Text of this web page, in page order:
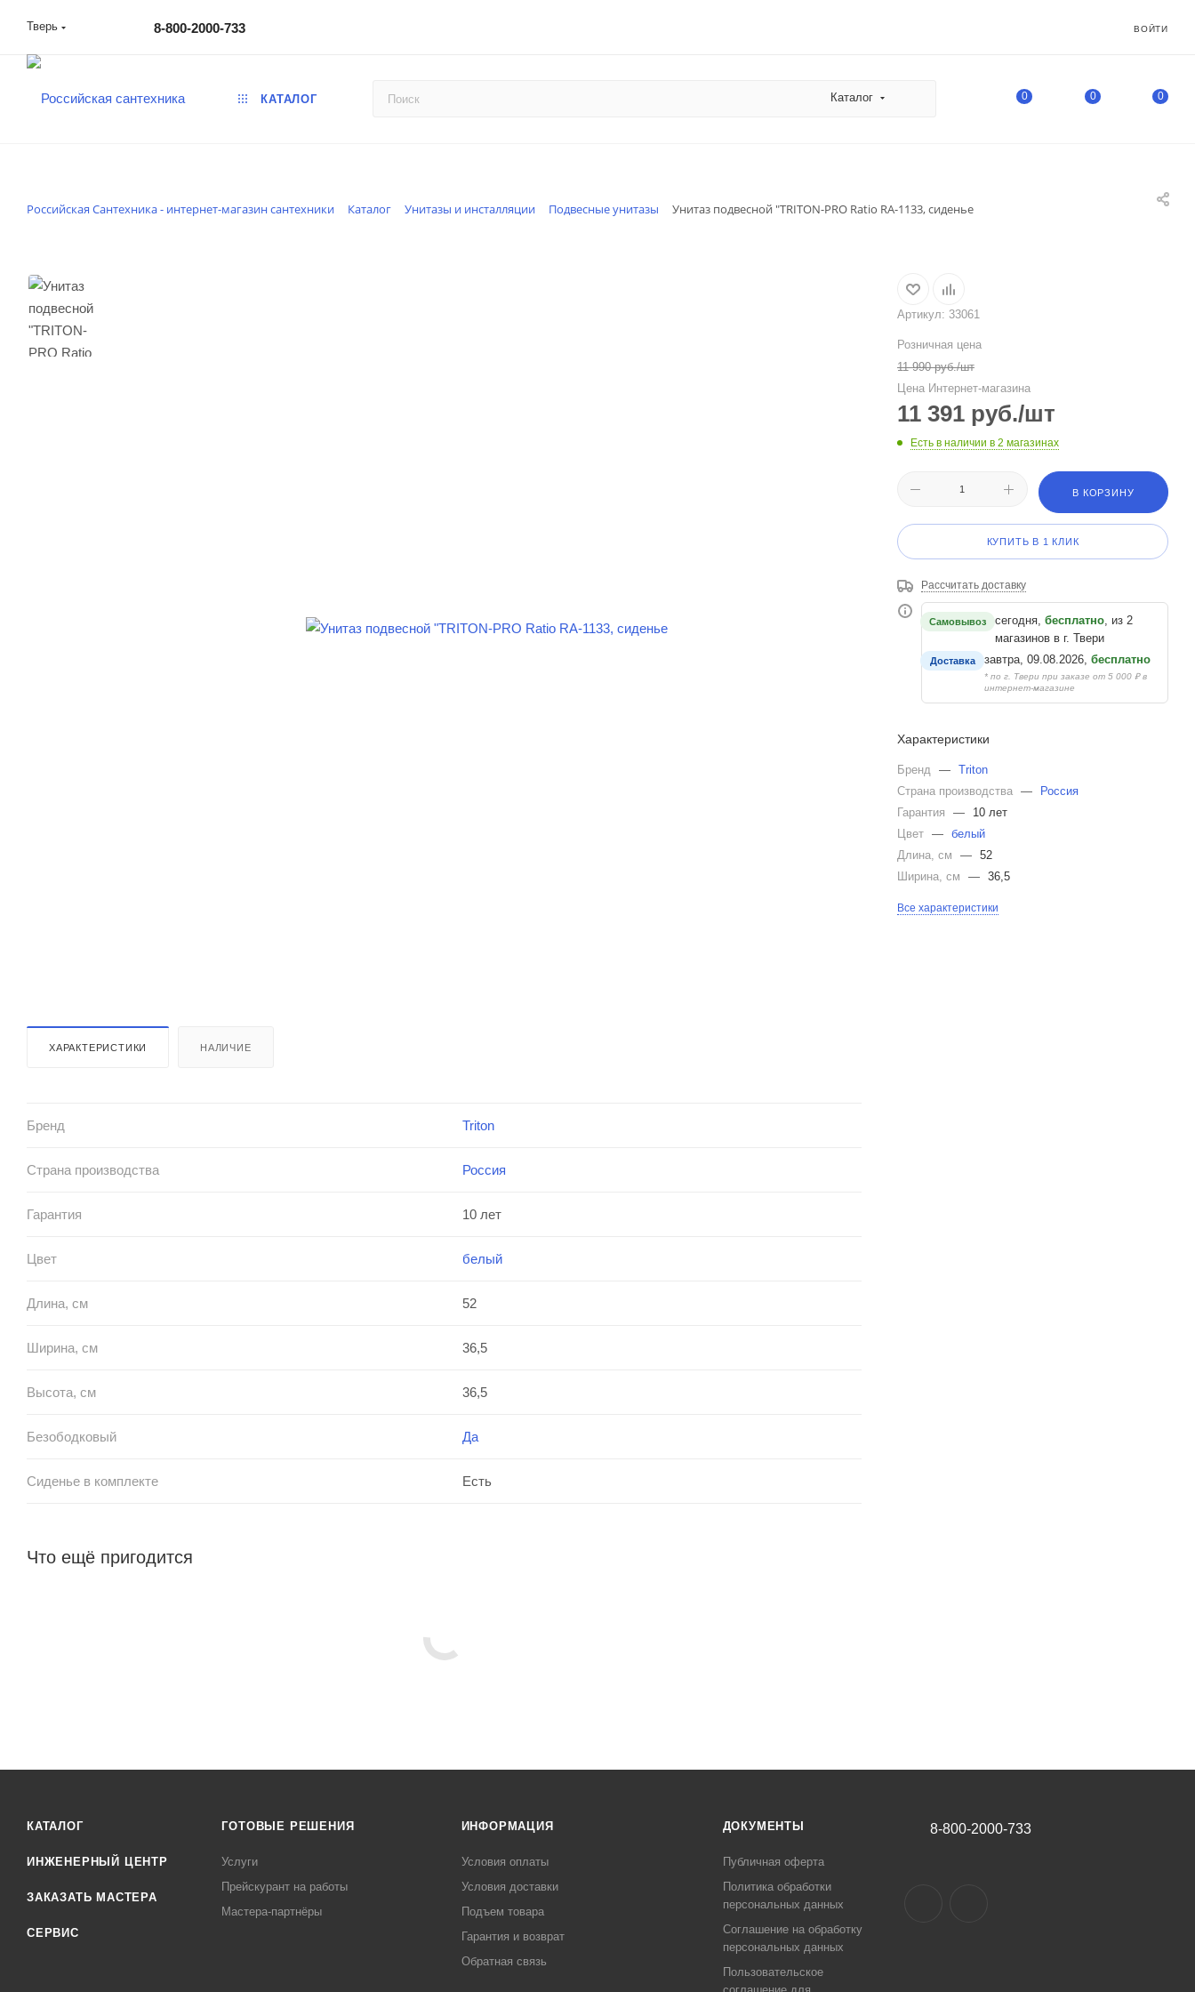
Тверь 8-800-2000-733 ВОЙТИ
КАТАЛОГ Каталог 0 0 0
Российская Сантехника - интернет-магазин сантехники Каталог Унитазы и инсталляции Подвесные унитазы Унитаз подвесной "TRITON-PRO Ratio RA-1133, сиденье
ХАРАКТЕРИСТИКИ НАЛИЧИЕ
Бренд Triton
Страна производства Россия
Гарантия 10 лет
Цвет белый
Длина, см 52
Ширина, см 36,5
Высота, см 36,5
Безободковый Да
Сиденье в комплекте Есть
Что ещё пригодится
Артикул: 33061
Розничная цена
11 990руб./шт
Цена Интернет-магазина
11 391 руб./шт
Есть в наличии в 2 магазинах
В КОРЗИНУ
КУПИТЬ В 1 КЛИК
Рассчитать доставку
Самовывоз сегодня, бесплатно, из 2
магазинов в г. Твери
Доставка завтра, 09.08.2026, бесплатно
* по г. Твери при заказе от 5 000 ₽ в
интернет-магазине
Характеристики
Бренд — Triton
Страна производства —
Россия
Гарантия
—
10 лет
Цвет — белый
Длина, см
— 52
Ширина, см
— 36,5
Все характеристики
КАТАЛОГ
ИНЖЕНЕРНЫЙ ЦЕНТР
ЗАКАЗАТЬ МАСТЕРА
СЕРВИС
ГОТОВЫЕ РЕШЕНИЯ
Услуги
Прейскурант на работы
Мастера-партнёры
ИНФОРМАЦИЯ
Условия оплаты
Условия доставки
Подъем товара
Гарантия и возврат
Обратная связь
ДОКУМЕНТЫ
Публичная оферта
Политика обработки
персональных данных
Соглашение на обработку
персональных данных
Пользовательское
8-800-2000-733